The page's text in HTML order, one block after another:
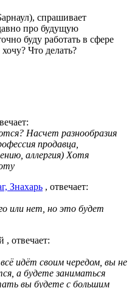
спрашивает
про будущую
буду работать в сфере
Что делать?
Насчет разнообразия
продавца,
аллергия) Хотя
Знахарь , отвечает:
или нет, но это будет
, отвечает:
идёт своим чередом, вы не
а будете заниматься
вы будете с большим